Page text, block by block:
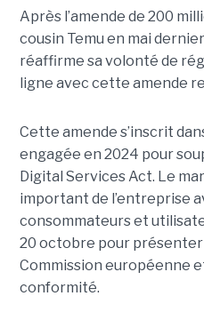
Après l’amende de 200
cousin Temu en mai
réaffirme sa volonté de
ligne avec cette amende
Cette amende s’inscrit
engagée en 2024 pour
Digital Services Act. Le
important de l’entreprise
consommateurs et
20 octobre pour présenter
Commission européenne
conformité.